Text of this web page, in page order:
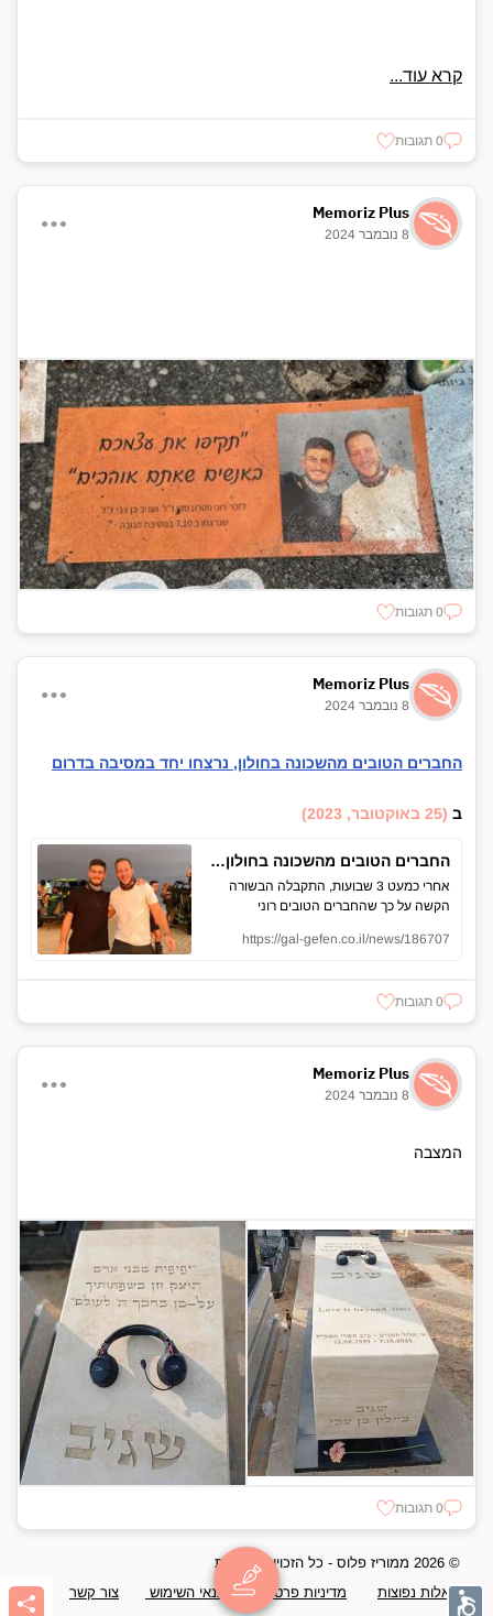
קרא עוד...
0 תגובות
Memoriz Plus
8 נובמבר 2024
0 תגובות
Memoriz Plus
8 נובמבר 2024
החברים הטובים מהשכונה בחולון, נרצחו יחד במסיבה בדרום
ב (25 באוקטובר, 2023)
החברים הטובים מהשכונה בחולון, נרצחו יחד במסיבה בדרום
אחרי כמעט 3 שבועות, התקבלה הבשורה
הקשה על כך שהחברים הטובים רוני
תושבי חולון, נרצחו במסיבת הטבע הנוראית
בנם של סבטלנה ז"ל וסרגיי יבדל"א, אח לדני.
בוגר תיכון קריית שרת ובזמנו הפנוי היה מאמן
בילדותו את אמו סבטלנה ז"ל, גדל להיות
בחור שמח ומצחיק, אדם אהוב, שכיף להיות
חופשית, מתוק וחברותי. בחור חכם, יפה
וקשוח. בעל פנים קורנות וזוהרות שהאירו כמו
ירח. חש תמיד צורך להוכיח לעצמו ולאחרים
שהוא מסוגל לעשות דברים". פטרובסקי ובן
צבי, יצאו לחגוג יחד עם חברים נוספים ומאז
אותו בוקר, נחשבו נעדרים. אתמול (רביעי)
התקבלה ההודעה כי הם זוהו. רוני ושגיב,
למדו יחד בתיכון קריית שרת שעשרה מבניו
style="text-align: center;"><div
class="pic_alt_wrap"><img
class="alignnone wp-image-186731
size-full" src="https://storage.gal-
alt="רוני פטרובסקי שגיב בן צבי צילום
<span class="desc"></span><span
class="copyrights">צילום: רוני פטרובסקי
שגיב בן צבי צילום פייסבוק</span></div>
https://gal-gefen.co.il/news/186707
0 תגובות
Memoriz Plus
8 נובמבר 2024
המצבה
0 תגובות
© 2026 ממוריז פלוס - כל הזכויות שמורות
שאלות נפוצות
מדיניות פרטיות תנאי השימוש צור קשר